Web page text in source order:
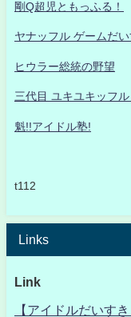
剛Q超児ともっふる！
ヤナッフル ゲームだ
ヒウラー総統の野望
三代目 ユキユキッフ
魁!!アイドル塾!
t112
Links
Link
【アイドルだいす